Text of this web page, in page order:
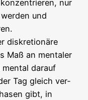
nur
und
dis­kre­tio­nä­re
Maß an men­ta­ler
dar­auf
Tag gleich ver­
gibt, in